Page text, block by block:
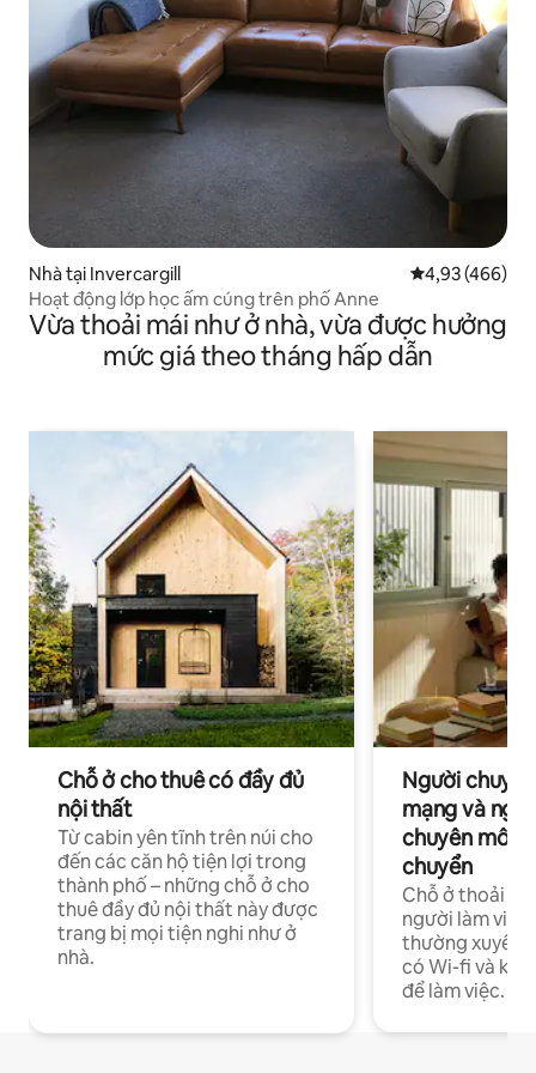
Nhà tại Invercargill Xếp hạng
4,93 (466)
Hoạt động lớp học ấm cúng trên phố Anne
Vừa thoải mái như ở nhà, vừa được hưởng
mức giá theo tháng hấp dẫn
Chỗ ở cho thuê có đầy đủ
nội thất
Từ cabin yên tĩnh trên núi cho
đến các căn hộ tiện lợi trong
thành phố – những chỗ ở cho
thuê đầy đủ nội thất này được
trang bị mọi tiện nghi như ở
nhà.
Người
mạng và
chuyên môn
chuyển
Chỗ ở thoải
người làm việc
thường xuyên
có Wi-fi và
để làm việc.